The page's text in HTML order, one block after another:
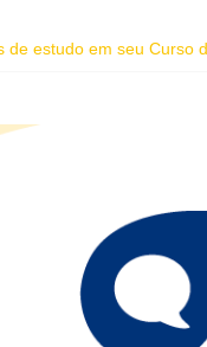
de estudo em seu Curso
Vila Sul do Goethe-
inscrições para